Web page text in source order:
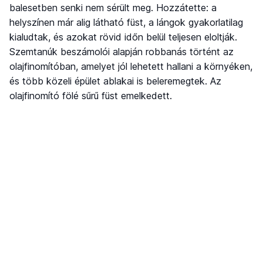
balesetben senki nem sérült meg. Hozzátette: a
helyszínen már alig látható füst, a lángok gyakorlatilag
kialudtak, és azokat rövid időn belül teljesen eloltják.
Szemtanúk beszámolói alapján robbanás történt az
olajfinomítóban, amelyet jól lehetett hallani a környéken,
és több közeli épület ablakai is beleremegtek. Az
olajfinomító fölé sűrű füst emelkedett.